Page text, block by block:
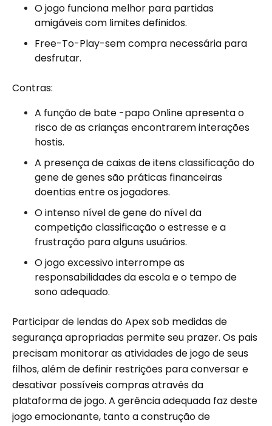
O jogo funciona melhor para partidas
amigáveis ​​com limites definidos.
Free-To-Play-sem compra necessária para
desfrutar.
Contras:
A função de bate -papo Online apresenta o
risco de as crianças encontrarem interações
hostis.
A presença de caixas de itens classificação do
gene de genes são práticas financeiras
doentias entre os jogadores.
O intenso nível de gene do nível da
competição classificação o estresse e a
frustração para alguns usuários.
O jogo excessivo interrompe as
responsabilidades da escola e o tempo de
sono adequado.
Participar de lendas do Apex sob medidas de
segurança apropriadas permite seu prazer. Os pais
precisam monitorar as atividades de jogo de seus
filhos, além de definir restrições para conversar e
desativar possíveis compras através da
plataforma de jogo. A gerência adequada faz deste
jogo emocionante, tanto a construção de